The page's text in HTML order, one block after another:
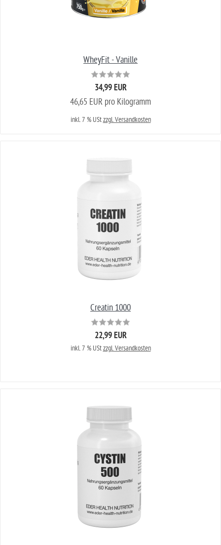
WheyFit - Vanille
34,99 EUR
46,65 EUR pro Kilogramm
inkl. 7 % UStzzgl. Versandkosten
Creatin 1000
22,99 EUR
inkl. 7 % UStzzgl. Versandkosten